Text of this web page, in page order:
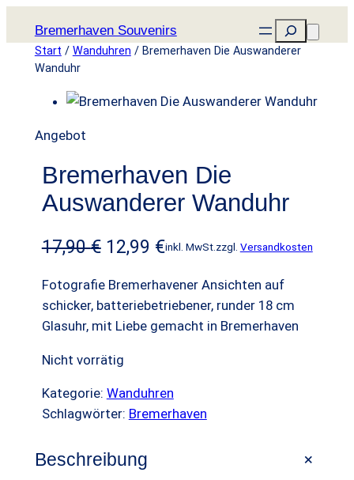
Inhalt
springen
Bremerhaven Souvenirs Suchen
Start / Wanduhren / Bremerhaven Die Auswanderer
Wanduhr
AngebotP
o
d
u
g
b
o
Bremerhaven Die
Auswanderer Wanduhr
17,90€ U
s
p
r
ü
n
l
12,99 €A
t
u
l
inkl. MwSt. zzgl. Versandkosten
Fotografie Bremerhavener Ansichten auf
schicker, batteriebetriebener, runder 18 cm
Glasuhr, mit Liebe gemacht in Bremerhaven
Nicht vorrätig
Kategorie: Wanduhren
Schlagwörter: Bremerhaven
Beschreibung +